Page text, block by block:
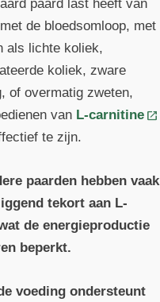
paard last heeft van
de bloedsomloop, met
als lichte koliek,
koliek, zware
of overmatig zweten,
van L-carnitine
te zijn.
paarden hebben vaak
tekort aan L-
de energieproductie
beperkt.
voeding ondersteunt